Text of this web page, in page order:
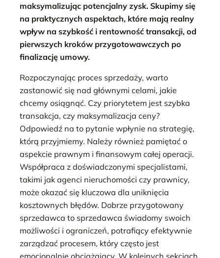
maksymalizując potencjalny zysk. Skupimy się
na praktycznych aspektach, które mają realny
wpływ na szybkość i rentowność transakcji, od
pierwszych kroków przygotowawczych po
finalizację umowy.
Rozpoczynając proces sprzedaży, warto
zastanowić się nad głównymi celami, jakie
chcemy osiągnąć. Czy priorytetem jest szybka
transakcja, czy maksymalizacja ceny?
Odpowiedź na to pytanie wpłynie na strategię,
którą przyjmiemy. Należy również pamiętać o
aspekcie prawnym i finansowym całej operacji.
Współpraca z doświadczonymi specjalistami,
takimi jak agenci nieruchomości czy prawnicy,
może okazać się kluczowa dla uniknięcia
kosztownych błędów. Dobrze przygotowany
sprzedawca to sprzedawca świadomy swoich
możliwości i ograniczeń, potrafiący efektywnie
zarządzać procesem, który często jest
emocjonalnie obciążający. W kolejnych sekcjach